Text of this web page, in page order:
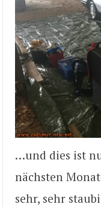
…und dies ist
nächsten
sehr, sehr